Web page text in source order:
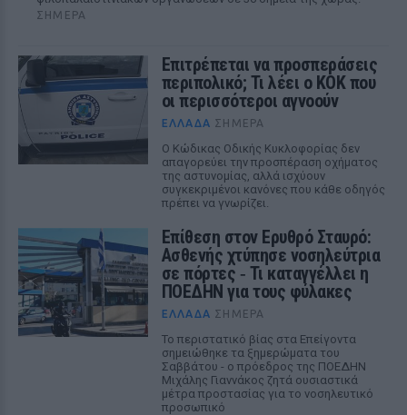
ΣΉΜΕΡΑ
Επιτρέπεται να προσπεράσεις
περιπολικό; Τι λέει ο ΚΟΚ που
οι περισσότεροι αγνοούν
ΕΛΛΆΔΑ ΣΉΜΕΡΑ
Ο Κώδικας Οδικής Κυκλοφορίας δεν
απαγορεύει την προσπέραση οχήματος
της αστυνομίας, αλλά ισχύουν
συγκεκριμένοι κανόνες που κάθε οδηγός
πρέπει να γνωρίζει.
Επίθεση στον Ερυθρό Σταυρό:
Ασθενής χτύπησε νοσηλεύτρια
σε πόρτες ‑ Τι καταγγέλλει η
ΠΟΕΔΗΝ για τους φύλακες
ΕΛΛΆΔΑ ΣΉΜΕΡΑ
Το περιστατικό βίας στα Επείγοντα
σημειώθηκε τα ξημερώματα του
Σαββάτου - ο πρόεδρος της ΠΟΕΔΗΝ
Μιχάλης Γιαννάκος ζητά ουσιαστικά
μέτρα προστασίας για το νοσηλευτικό
προσωπικό